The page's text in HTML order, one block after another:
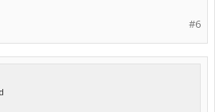
#6